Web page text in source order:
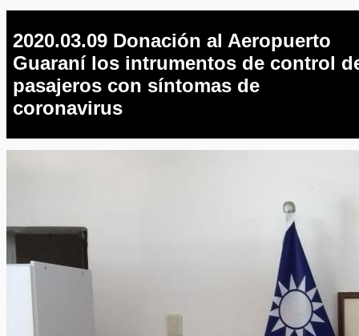
2020.03.09 Donación al Aeropuerto
Guaraní los intrumentos de control
pasajeros con síntomas de
coronavirus